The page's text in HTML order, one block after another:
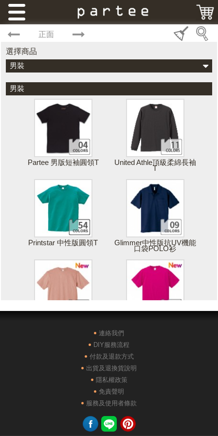
正面
選擇商品
男裝
男裝
Partee 男版短袖圓領T United Athle頂級柔綿長袖
T
Printstar 中性版圓領T Glimmer中性版抗UV機能
口袋POLO衫
POLONE1純棉短袖POLO AG28000落肩重磅精梳棉
連絡我們
DIY服務流程
付款及退款方式
出貨及退換貨說明
隱私權政策
免責聲明
服務及使用者條款